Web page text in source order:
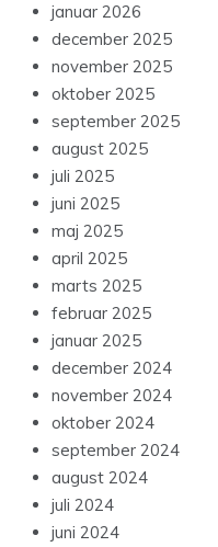
januar 2026
december 2025
november 2025
oktober 2025
september 2025
august 2025
juli 2025
juni 2025
maj 2025
april 2025
marts 2025
februar 2025
januar 2025
december 2024
november 2024
oktober 2024
september 2024
august 2024
juli 2024
juni 2024